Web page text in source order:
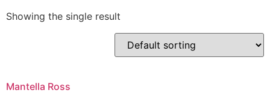
Showing the single result
Mantella Ross